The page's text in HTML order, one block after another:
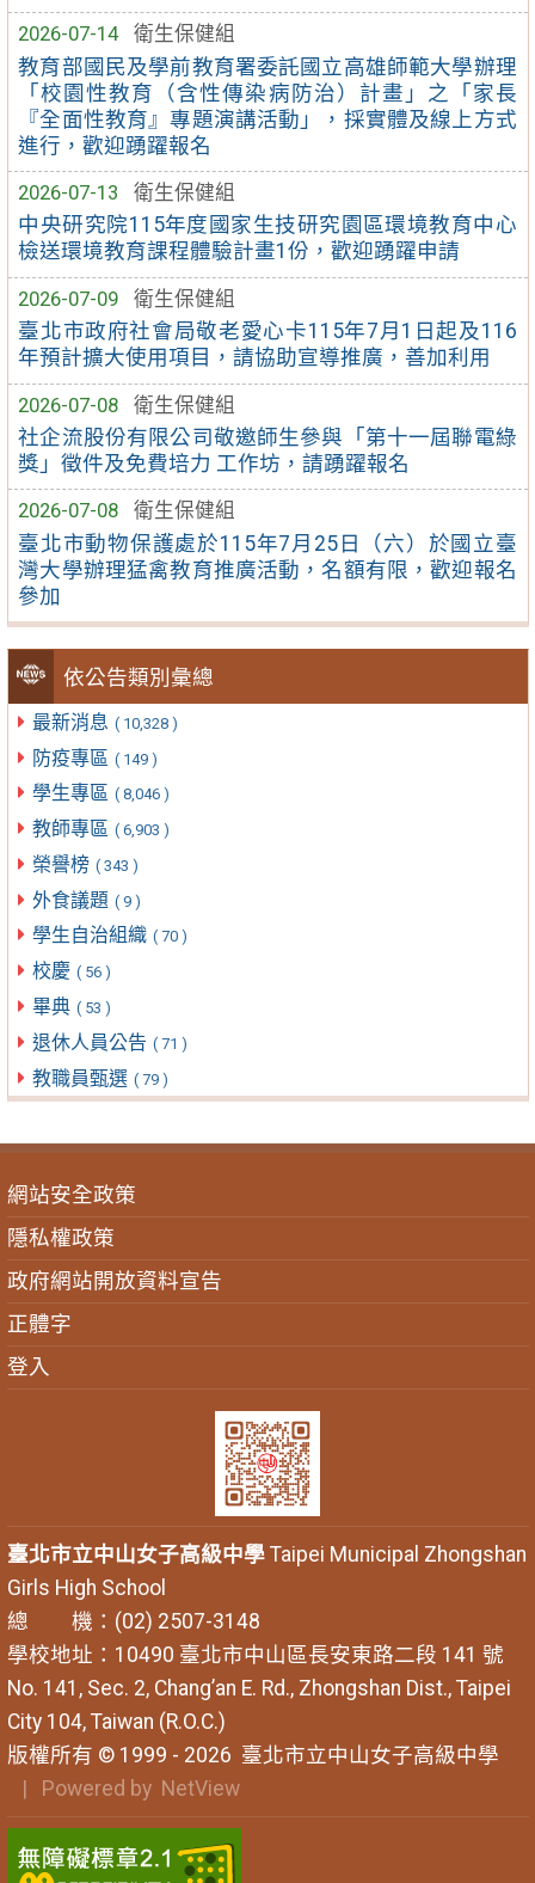
2026-07-14
衛生保健組
教育部國民及學前教育署委託國立高雄師範大學辦理
「校園性教育（含性傳染病防治）計畫」之「家長
『全面性教育』專題演講活動」，採實體及線上方式
進行，歡迎踴躍報名
2026-07-13
衛生保健組
中央研究院115年度國家生技研究園區環境教育中心
檢送環境教育課程體驗計畫1份，歡迎踴躍申請
2026-07-09
衛生保健組
臺北市政府社會局敬老愛心卡115年7月1日起及116
年預計擴大使用項目，請協助宣導推廣，善加利用
2026-07-08
衛生保健組
社企流股份有限公司敬邀師生參與「第十一屆聯電綠
獎」徵件及免費培力 工作坊，請踴躍報名
2026-07-08
衛生保健組
臺北市動物保護處於115年7月25日（六）於國立臺
灣大學辦理猛禽教育推廣活動，名額有限，歡迎報名
參加
依公告類別彙總
最新消息 ( 10,328 )
防疫專區 ( 149 )
學生專區 ( 8,046 )
教師專區 ( 6,903 )
榮譽榜 ( 343 )
外食議題 ( 9 )
學生自治組織 ( 70 )
校慶 ( 56 )
畢典 ( 53 )
退休人員公告 ( 71 )
教職員甄選 ( 79 )
網站安全政策
隱私權政策
政府網站開放資料宣告
正體字
登入
臺北市立中山女子高級中學Taipei Municipal Zhongshan
Girls High School
總 機：(02) 2507-3148
學校地址：10490 臺北市中山區長安東路二段 141 號
No. 141, Sec. 2, Chang’an E. Rd., Zhongshan Dist., Taipei
City 104, Taiwan (R.O.C.)
版權所有 © 1999 - 2026 臺北市立中山女子高級中學
| Powered by NetView